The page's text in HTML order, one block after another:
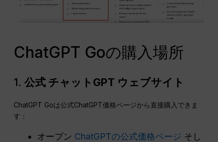
ChatGPT Goの購入場所
1.公式 チャットGPT ウェブサイト
ChatGPT Goは公式ChatGPT価格ページから直接購入できま
す：
オープン ChatGPTの公式価格ページ そし